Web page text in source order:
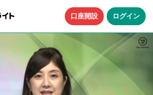
口座開設 ログイン